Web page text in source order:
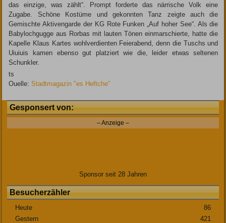
das einzige, was zählt“. Prompt forderte das närrische Volk eine
Zugabe. Schöne Kostüme und gekonnten Tanz zeigte auch die
Gemischte Aktivengarde der KG Rote Funken „Auf hoher See“. Als die
Babylochgugge aus Rorbas mit lauten Tönen einmarschierte, hatte die
Kapelle Klaus Kartes wohlverdienten Feierabend, denn die Tuschs und
Uiuiuis kamen ebenso gut platziert wie die, leider etwas seltenen
Schunkler.
ts
Ouelle:Stadtmagazin "es Heftche"
Gesponsert von:
– Anzeige –
Sponsor seit 28 Jahren
Besucherzähler
Heute
86
Gestern
421